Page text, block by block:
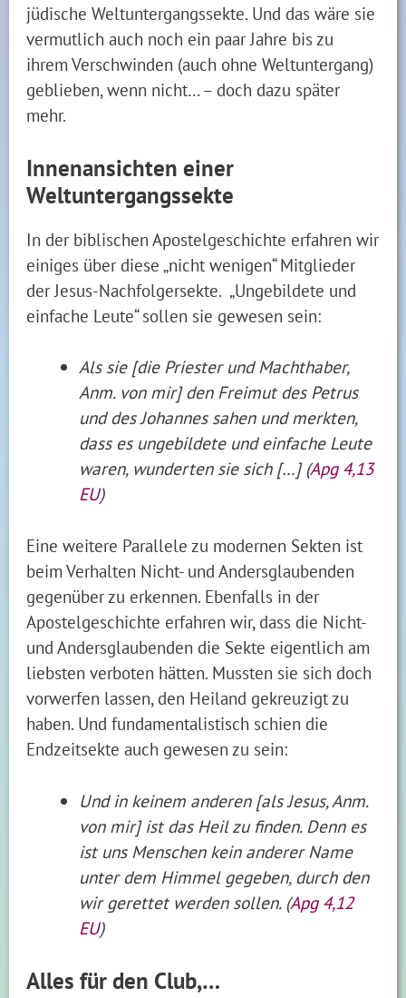
jüdische Weltuntergangssekte. Und das wäre sie
vermutlich auch noch ein paar Jahre bis zu
ihrem Verschwinden (auch ohne Weltuntergang)
geblieben, wenn nicht… – doch dazu später
mehr.
Innenansichten einer
Weltuntergangssekte
In der biblischen Apostelgeschichte erfahren wir
einiges über diese „nicht wenigen“ Mitglieder
der Jesus-Nachfolgersekte. „Ungebildete und
einfache Leute“ sollen sie gewesen sein:
Als sie [die Priester und Machthaber,
Anm. von mir] den Freimut des Petrus
und des Johannes sahen und merkten,
dass es ungebildete und einfache Leute
waren, wunderten sie sich […] (Apg 4,13
EU)
Eine weitere Parallele zu modernen Sekten ist
beim Verhalten Nicht- und Andersglaubenden
gegenüber zu erkennen. Ebenfalls in der
Apostelgeschichte erfahren wir, dass die Nicht-
und Andersglaubenden die Sekte eigentlich am
liebsten verboten hätten. Mussten sie sich doch
vorwerfen lassen, den Heiland gekreuzigt zu
haben. Und fundamentalistisch schien die
Endzeitsekte auch gewesen zu sein:
Und in keinem anderen [als Jesus, Anm.
von mir] ist das Heil zu finden. Denn es
ist uns Menschen kein anderer Name
unter dem Himmel gegeben, durch den
wir gerettet werden sollen. (Apg 4,12
EU)
Alles für den Club,…